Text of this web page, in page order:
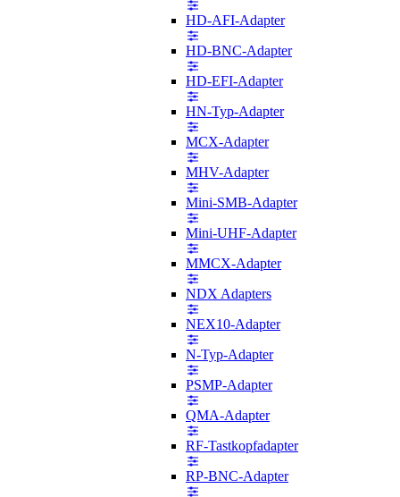
HD-AFI-Adapter
HD-BNC-Adapter
HD-EFI-Adapter
HN-Typ-Adapter
MCX-Adapter
MHV-Adapter
Mini-SMB-Adapter
Mini-UHF-Adapter
MMCX-Adapter
NDX Adapters
NEX10-Adapter
N-Typ-Adapter
PSMP-Adapter
QMA-Adapter
RF-Tastkopfadapter
RP-BNC-Adapter